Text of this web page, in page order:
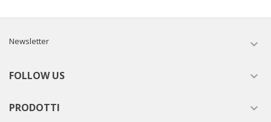
Newsletter 
FOLLOW US 
PRODOTTI 